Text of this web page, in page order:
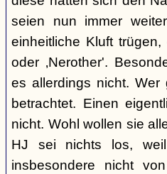
seien nun immer
einheitliche Kluft
oder ‚Nerother'.
es allerdings nicht. Wer
betrachtet. Einen
nicht. Wohl wollen sie
HJ sei nichts los,
insbesondere nicht